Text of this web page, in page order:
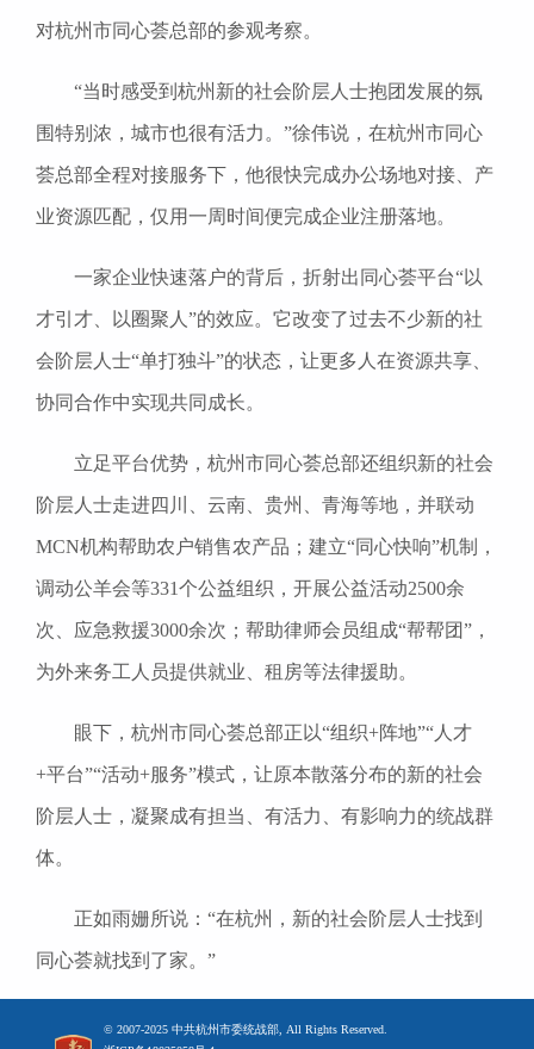
对杭州市同心荟总部的参观考察。
“当时感受到杭州新的社会阶层人士抱团发展的氛
围特别浓，城市也很有活力。”徐伟说，在杭州市同心
荟总部全程对接服务下，他很快完成办公场地对接、产
业资源匹配，仅用一周时间便完成企业注册落地。
一家企业快速落户的背后，折射出同心荟平台“以
才引才、以圈聚人”的效应。它改变了过去不少新的社
会阶层人士“单打独斗”的状态，让更多人在资源共享、
协同合作中实现共同成长。
立足平台优势，杭州市同心荟总部还组织新的社会
阶层人士走进四川、云南、贵州、青海等地，并联动
MCN机构帮助农户销售农产品；建立“同心快响”机制，
调动公羊会等331个公益组织，开展公益活动2500余
次、应急救援3000余次；帮助律师会员组成“帮帮团”，
为外来务工人员提供就业、租房等法律援助。
眼下，杭州市同心荟总部正以“组织+阵地”“人才
+平台”“活动+服务”模式，让原本散落分布的新的社会
阶层人士，凝聚成有担当、有活力、有影响力的统战群
体。
正如雨姗所说：“在杭州，新的社会阶层人士找到
同心荟就找到了家。”
© 2007-2025 中共杭州市委统战部, All Rights Reserved.